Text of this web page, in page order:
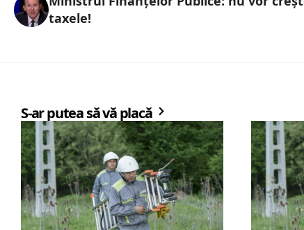
taxele!
S-ar putea să vă placă